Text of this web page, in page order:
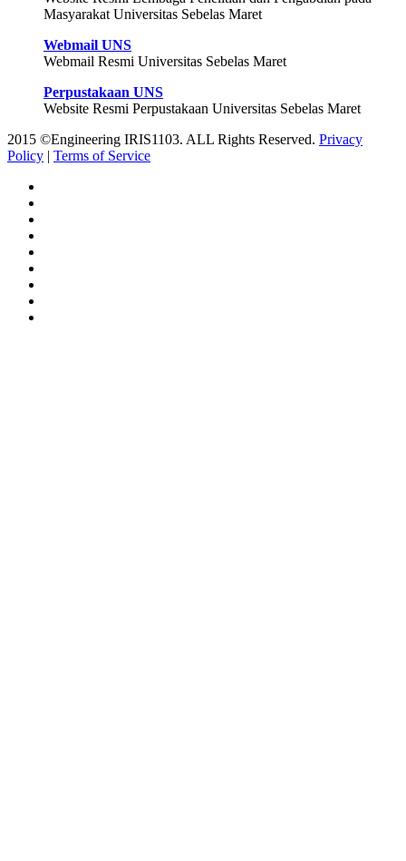
Masyarakat Universitas Sebelas Maret
Webmail UNS
Webmail Resmi Universitas Sebelas Maret
Perpustakaan UNS
Website Resmi Perpustakaan Universitas Sebelas Maret
2015 ©Engineering IRIS1103. ALL Rights Reserved. Privacy
Policy | Terms of Service